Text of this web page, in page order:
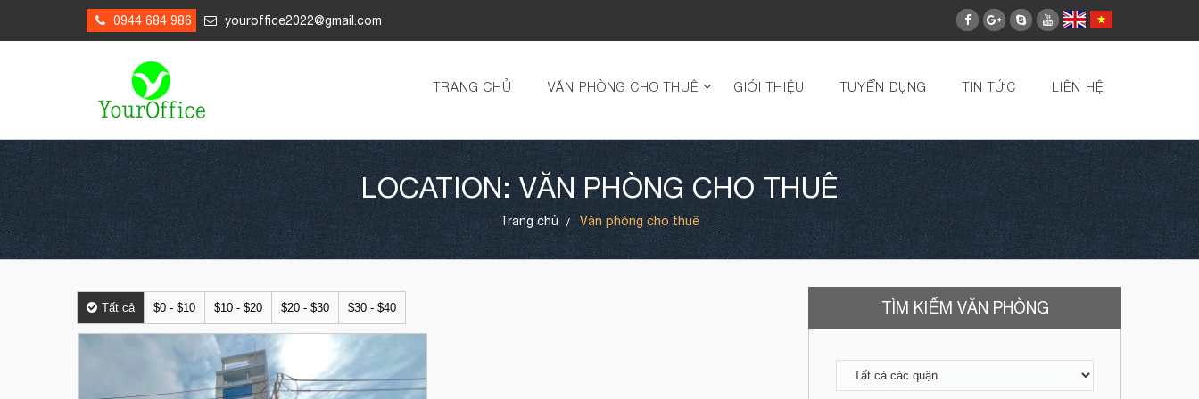
0944 684 986 youroffice2022@gmail.com
TRANG CHỦ VĂN PHÒNG CHO THUÊ GIỚI THIỆU TUYỂN DỤNG TIN TỨC LIÊN HỆ
LOCATION: VĂN PHÒNG CHO THUÊ
Trang chủ Văn phòng cho thuê
TÌM KIẾM VĂN PHÒNG
Tất cả $0 - $10 $10 - $20 $20 - $30 $30 - $40